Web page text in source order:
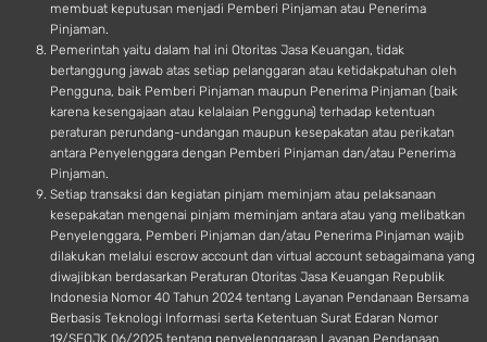
membuat keputusan menjadi Pemberi Pinjaman atau Penerima
Pinjaman.
Pemerintah yaitu dalam hal ini Otoritas Jasa Keuangan, tidak
bertanggung jawab atas setiap pelanggaran atau ketidakpatuhan oleh
Pengguna, baik Pemberi Pinjaman maupun Penerima Pinjaman (baik
karena kesengajaan atau kelalaian Pengguna) terhadap ketentuan
peraturan perundang-undangan maupun kesepakatan atau perikatan
antara Penyelenggara dengan Pemberi Pinjaman dan/atau Penerima
Pinjaman.
Setiap transaksi dan kegiatan pinjam meminjam atau pelaksanaan
kesepakatan mengenai pinjam meminjam antara atau yang melibatkan
Penyelenggara, Pemberi Pinjaman dan/atau Penerima Pinjaman wajib
dilakukan melalui escrow account dan virtual account sebagaimana yang
diwajibkan berdasarkan Peraturan Otoritas Jasa Keuangan Republik
Indonesia Nomor 40 Tahun 2024 tentang Layanan Pendanaan Bersama
Berbasis Teknologi Informasi serta Ketentuan Surat Edaran Nomor
19/SEOJK.06/2025 tentang penyelenggaraan Layanan Pendanaan